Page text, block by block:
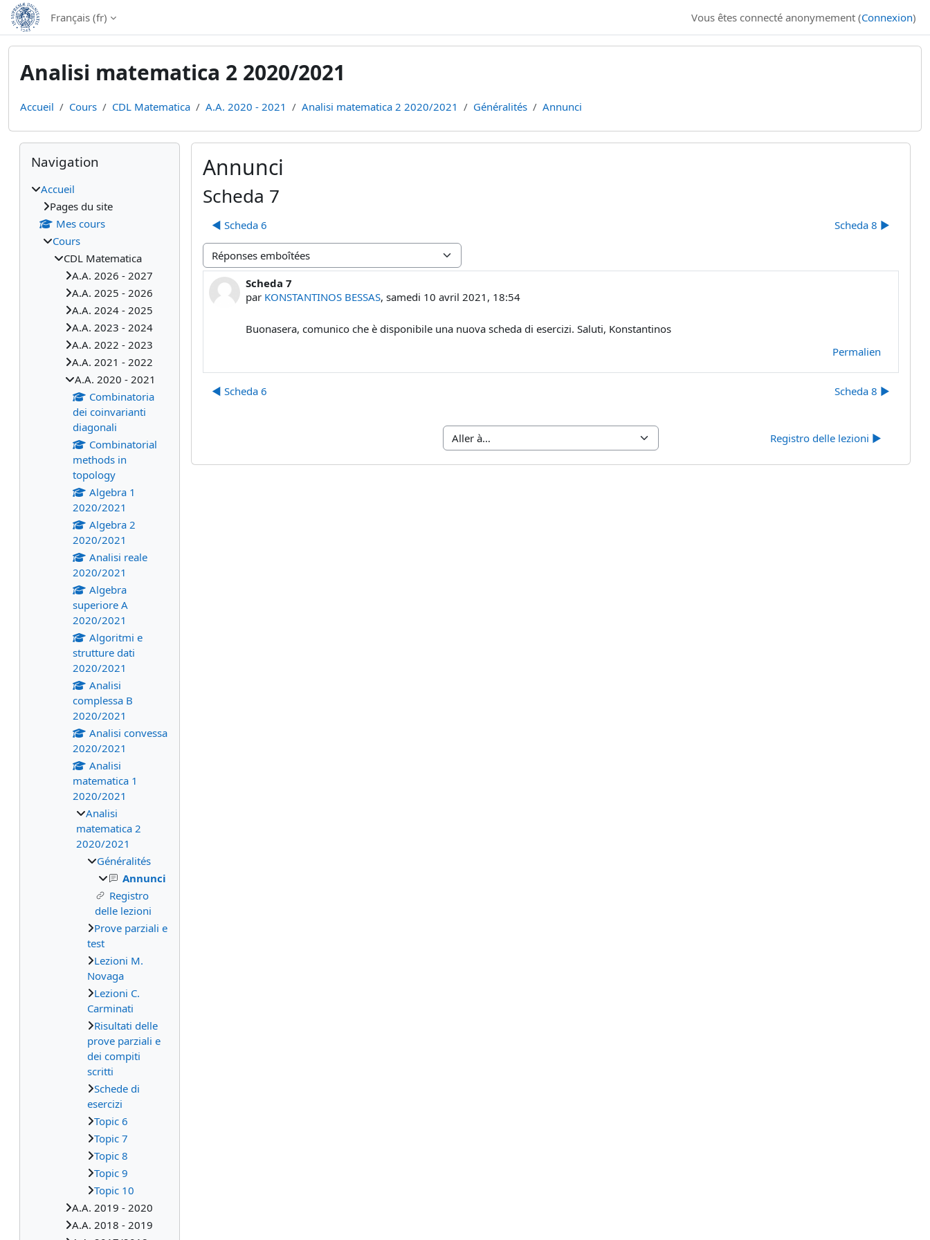
Passer au contenu principal
Français ‎(fr)‎ Vous êtes connecté anonymement (Connexion)
Analisi matematica 2 2020/2021
Accueil Cours CDL Matematica A.A. 2020 - 2021 Analisi matematica 2 2020/2021 Généralités Annunci
Annunci
Scheda 7
◀︎ Scheda 6 Scheda 8 ▶︎
Type d’affichage
Scheda 7
par KONSTANTINOS BESSAS, samedi 10 avril 2021, 18:54
Nombre de réponses : 0
Buonasera, comunico che è disponibile una nuova scheda di esercizi. Saluti, Konstantinos
Permalien
◀︎ Scheda 6 Scheda 8 ▶︎
Aller à… Registro delle lezioni ▶︎
Blocs
Passer Navigation
Navigation
Accueil
Pages du site
Mes cours
Cours
CDL Matematica
A.A. 2026 - 2027
A.A. 2025 - 2026
A.A. 2024 - 2025
A.A. 2023 - 2024
A.A. 2022 - 2023
A.A. 2021 - 2022
A.A. 2020 - 2021
Combinatoria
dei coinvarianti
diagonali
Combinatorial
methods in
topology
Algebra 1
2020/2021
Algebra 2
2020/2021
Analisi reale
2020/2021
Algebra
superiore A
2020/2021
Algoritmi e
strutture dati
2020/2021
Analisi
complessa B
2020/2021
Analisi convessa
2020/2021
Analisi
matematica 1
2020/2021
Analisi
matematica 2
2020/2021
Généralités
Annunci
Registro
delle lezioni
Prove parziali e
test
Lezioni M.
Novaga
Lezioni C.
Carminati
Risultati delle
prove parziali e
dei compiti
scritti
Schede di
esercizi
Topic 6
Topic 7
Topic 8
Topic 9
Topic 10
A.A. 2019 - 2020
A.A. 2018 - 2019